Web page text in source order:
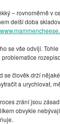
– rovnoměrně v
delší doba
se vše odvíjí.
problematice
se člověk drží
a urychlovat,
zrání jsou
obvykle